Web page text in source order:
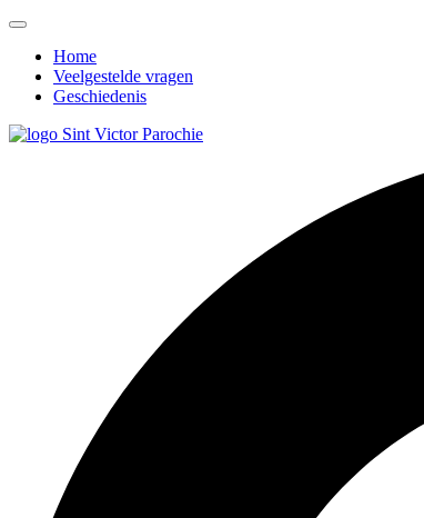
Home
Veelgestelde vragen
Geschiedenis